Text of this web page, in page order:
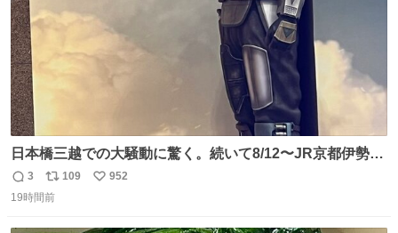
日本橋三越での大騒動に驚く。続いて8/12〜JR京都伊勢丹
でPOP UP STOREがオープンするとのこと…皆さんお怪
我なくお買い物を🙏 写真は2026/5/21 ロードショーの前日
返
信
3
リ
ポ
109
い
952
19時間前